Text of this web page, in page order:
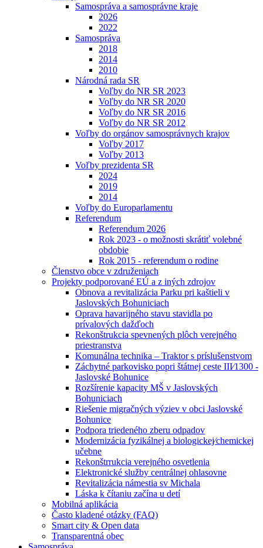
Samospráva a samosprávne kraje
2026
2022
Samospráva
2018
2014
2010
Národná rada SR
Voľby do NR SR 2023
Voľby do NR SR 2020
Voľby do NR SR 2016
Voľby do NR SR 2012
Voľby do orgánov samosprávnych krajov
Voľby 2017
Voľby 2013
Voľby prezidenta SR
2024
2019
2014
Voľby do Europarlamentu
Referendum
Referendum 2026
Rok 2023 - o možnosti skrátiť volebné
obdobie
Rok 2015 - referendum o rodine
Členstvo obce v združeniach
Projekty podporované EÚ a z iných zdrojov
Obnova a revitalizácia Parku pri kaštieli v
Jaslovských Bohuniciach
Oprava havarijného stavu stavidla po
prívalových dažďoch
Rekonštrukcia spevnených plôch verejného
priestranstva
Komunálna technika – Traktor s príslušenstvom
Záchytné parkovisko popri štátnej ceste III⁄1300 -
Jaslovské Bohunice
Rozšírenie kapacity MŠ v Jaslovských
Bohuniciach
Riešenie migračných výziev v obci Jaslovské
Bohunice
Podpora triedeného zberu odpadov
Modernizácia fyzikálnej a biologickej⁄chemickej
učebne
Rekonštrrukcia verejného osvetlenia
Elektronické služby centrálnej ohlasovne
Revitalizácia námestia sv Michala
Láska k čítaniu začína u detí
Mobilná aplikácia
Často kladené otázky (FAQ)
Smart city & Open data
Transparentná obec